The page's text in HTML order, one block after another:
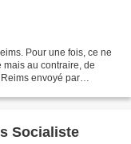
Pour une fois, ce ne
au contraire, de
envoyé par
Socialiste